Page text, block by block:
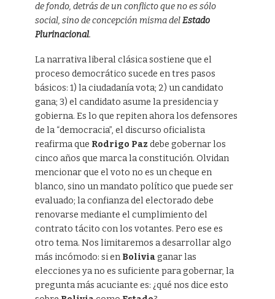
de fondo, detrás de un conflicto que no es sólo
social, sino de concepción misma delEstado
Plurinacional.
La narrativa liberal clásica sostiene que el
proceso democrático sucede en tres pasos
básicos: 1) la ciudadanía vota; 2) un candidato
gana; 3) el candidato asume la presidencia y
gobierna. Es lo que repiten ahora los defensores
de la “democracia”, el discurso oficialista
reafirma que Rodrigo Paz debe gobernar los
cinco años que marca la constitución. Olvidan
mencionar que el voto no es un cheque en
blanco, sino un mandato político que puede ser
evaluado; la confianza del electorado debe
renovarse mediante el cumplimiento del
contrato tácito con los votantes. Pero ese es
otro tema. Nos limitaremos a desarrollar algo
más incómodo: si en Boliviaganar las
elecciones ya no es suficiente para gobernar, la
pregunta más acuciante es: ¿qué nos dice esto